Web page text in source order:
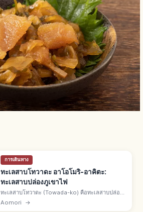
การเดินทาง
ทะเลสาบโทวาดะ อาโอโมริ-อาคิตะ:
ทะเลสาบปล่องภูเขาไฟ
ทะเลสาบโทวาดะ (Towada-ko) คือทะเลสาบปล่อง
ภูเขาไฟคร่อม จ.อาโอโมริและอาคิตะ แหล่งทิวทัศน์
Aomori →